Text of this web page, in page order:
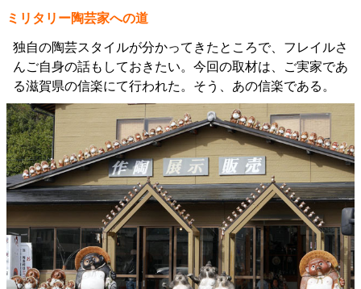
ミリタリー陶芸家への道
独自の陶芸スタイルが分かってきたところで、フレイルさ
んご自身の話もしておきたい。今回の取材は、ご実家であ
る滋賀県の信楽にて行われた。そう、あの信楽である。